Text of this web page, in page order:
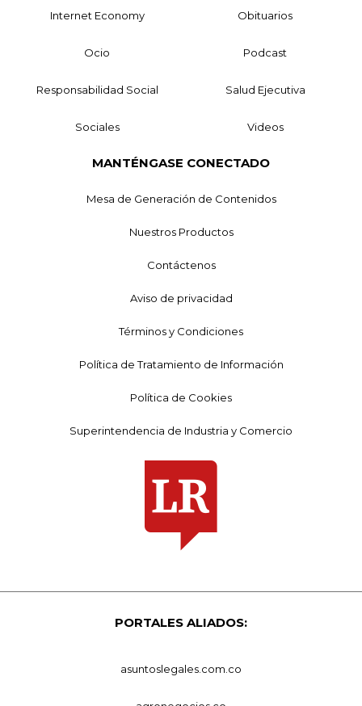
Internet Economy Obituarios
Ocio Podcast
Responsabilidad Social Salud Ejecutiva
Sociales Videos
MANTÉNGASE CONECTADO
Mesa de Generación de Contenidos
Nuestros Productos
Contáctenos
Aviso de privacidad
Términos y Condiciones
Política de Tratamiento de Información
Política de Cookies
Superintendencia de Industria y Comercio
PORTALES ALIADOS:
asuntoslegales.com.co